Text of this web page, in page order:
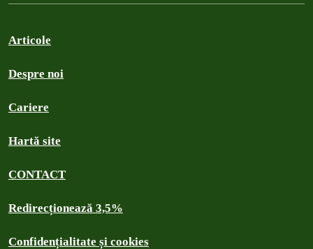
Articole
Despre noi
Cariere
Hartă site
CONTACT
Redirecționează 3,5%
Confidențialitate și cookies